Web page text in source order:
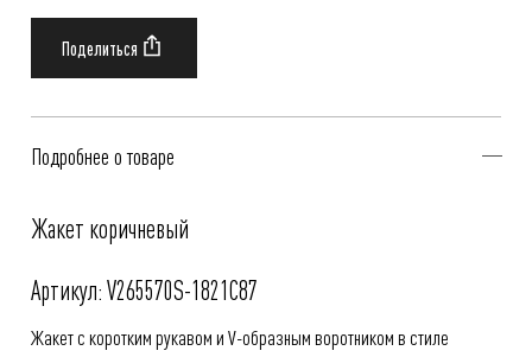
Подробнее о товаре
Жакет коричневый
Артикул: V265570S-1821C87
Жакет с коротким рукавом и V-образным воротником в стиле